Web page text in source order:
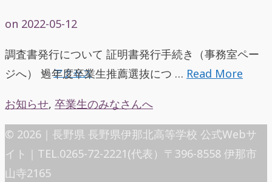
アクセス
on 2022-05-12
調査書発行について 証明書発行手続き（事務室ペー
ジへ） 過年度卒業生推薦選抜につ … Read More
お知らせ, 卒業生のみなさんへ
© 2026｜長野県 長野県伊那北高等学校 公式Webサ
イト｜TEL.0265-72-2221(代表）〒396-8558 伊那市
山寺2165